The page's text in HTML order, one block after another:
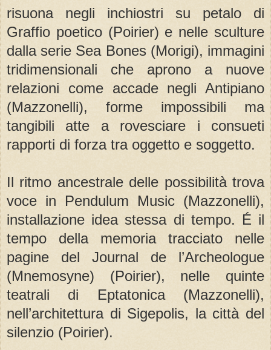
risuona negli inchiostri su petalo di
Graffio poetico (Poirier) e nelle sculture
dalla serie Sea Bones (Morigi), immagini
tridimensionali che aprono a nuove
relazioni come accade negli Antipiano
(Mazzonelli), forme impossibili ma
tangibili atte a rovesciare i consueti
rapporti di forza tra oggetto e soggetto.
Il ritmo ancestrale delle possibilità trova
voce in Pendulum Music (Mazzonelli),
installazione idea stessa di tempo. É il
tempo della memoria tracciato nelle
pagine del Journal de l’Archeologue
(Mnemosyne) (Poirier), nelle quinte
teatrali di Eptatonica (Mazzonelli),
nell’architettura di Sigepolis, la città del
silenzio (Poirier).